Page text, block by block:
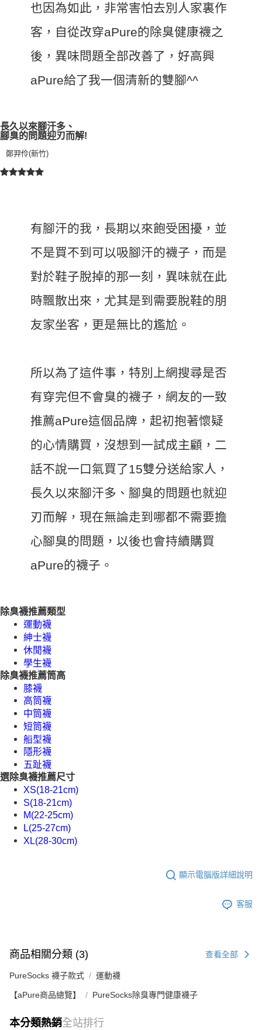
也因為如此，非常害怕去別人家裏作
客，自從改穿aPure的除臭健康襪之
後，異味問題全部改善了，好高興
aPure給了我一個清新的雙腳^^
長久以來腳汗多、
腳臭的問題迎刃而解!
鄭羿伶(新竹)
有腳汗的我，長期以來飽受困擾，並
不是買不到可以吸腳汗的襪子，而是
對於鞋子脫掉的那一刻，異味就在此
時飄散出來，尤其是到需要脫鞋的朋
友家坐客，更是無比的尷尬。
所以為了這件事，特別上網搜尋是否
有穿完但不會臭的襪子，網友的一致
推薦aPure這個品牌，起初抱著懷疑
的心情購買，沒想到一試成主顧，二
話不說一口氣買了15雙分送給家人，
長久以來腳汗多、腳臭的問題也就迎
刃而解，現在無論走到哪都不需要擔
心腳臭的問題，以後也會持續購買
aPure的襪子。
除臭襪推薦類型
運動襪
紳士襪
休閒襪
學生襪
除臭襪推薦筒高
膝襪
高筒襪
中筒襪
短筒襪
船型襪
隱形襪
五趾襪
選除臭襪推薦尺寸
XS(18-21cm)
S(18-21cm)
M(22-25cm)
L(25-27cm)
XL(28-30cm)
顯示電腦版詳細說明
客服
商品相關分類 (3) 查看全部
PureSocks 襪子款式 運動襪
【aPure商品總覽】 PureSocks除臭專門健康襪子
本分類熱銷全站排行